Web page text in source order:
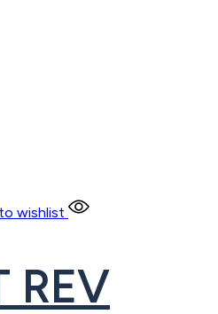
wishlist
REV